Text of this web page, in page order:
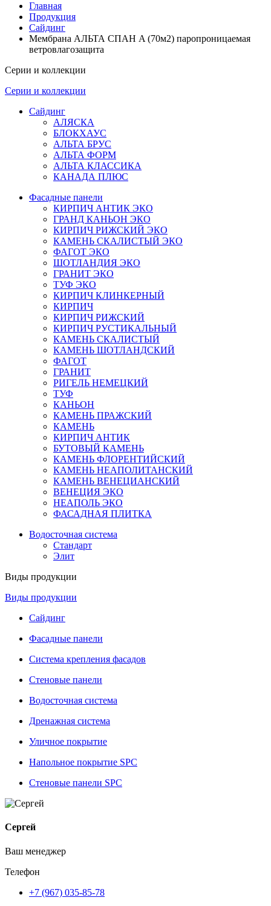
Главная
Продукция
Сайдинг
Мембрана АЛЬТА СПАН A (70м2) паропроницаемая
ветровлагозащита
Серии и коллекции
Серии и коллекции
Сайдинг
АЛЯСКА
БЛОКХАУС
АЛЬТА БРУС
АЛЬТА ФОРМ
АЛЬТА КЛАССИКА
КАНАДА ПЛЮС
Фасадные панели
КИРПИЧ АНТИК ЭКО
ГРАНД КАНЬОН ЭКО
КИРПИЧ РИЖСКИЙ ЭКО
КАМЕНЬ СКАЛИСТЫЙ ЭКО
ФАГОТ ЭКО
ШОТЛАНДИЯ ЭКО
ГРАНИТ ЭКО
ТУФ ЭКО
КИРПИЧ КЛИНКЕРНЫЙ
КИРПИЧ
КИРПИЧ РИЖСКИЙ
КИРПИЧ РУСТИКАЛЬНЫЙ
КАМЕНЬ СКАЛИСТЫЙ
КАМЕНЬ ШОТЛАНДСКИЙ
ФАГОТ
ГРАНИТ
РИГЕЛЬ НЕМЕЦКИЙ
ТУФ
КАНЬОН
КАМЕНЬ ПРАЖСКИЙ
КАМЕНЬ
КИРПИЧ АНТИК
БУТОВЫЙ КАМЕНЬ
КАМЕНЬ ФЛОРЕНТИЙСКИЙ
КАМЕНЬ НЕАПОЛИТАНСКИЙ
КАМЕНЬ ВЕНЕЦИАНСКИЙ
ВЕНЕЦИЯ ЭКО
НЕАПОЛЬ ЭКО
ФАСАДНАЯ ПЛИТКА
Водосточная система
Стандарт
Элит
Виды продукции
Виды продукции
Сайдинг
Фасадные панели
Система крепления фасадов
Стеновые панели
Водосточная система
Дренажная система
Уличное покрытие
Напольное покрытие SPC
Стеновые панели SPC
Сергей
Ваш менеджер
Телефон
+7 (967) 035-85-78